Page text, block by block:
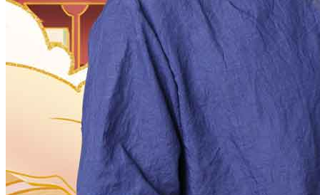
1937
1936 1935 1934 1933
1932
1931
1930 1928 1927 1926
1924
1923 1922 1920
1919
1918
1916 1915 1914
1912
1911
1909 1908 1907
1905
1904 1903 1902 1900
12
11 7
31
30 29 28 27 25 24
22
21 20 18 17